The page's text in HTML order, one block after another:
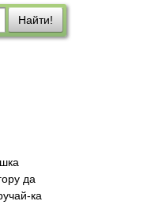
Найти!
да
ка